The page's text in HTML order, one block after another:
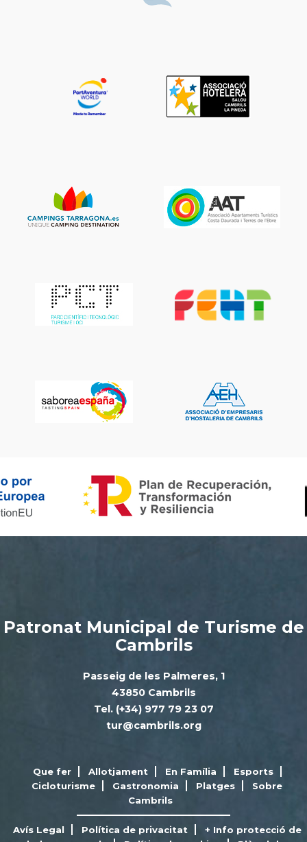
Patronat Municipal de Turisme de
Cambrils
Passeig de les Palmeres, 1
43850 Cambrils
Tel. (+34) 977 79 23 07
tur@cambrils.org
Que fer Allotjament En Família
Esports
Cicloturisme
Gastronomia Platges
Sobre
Cambrils
Avís Legal Política de privacitat
+ Info protecció de